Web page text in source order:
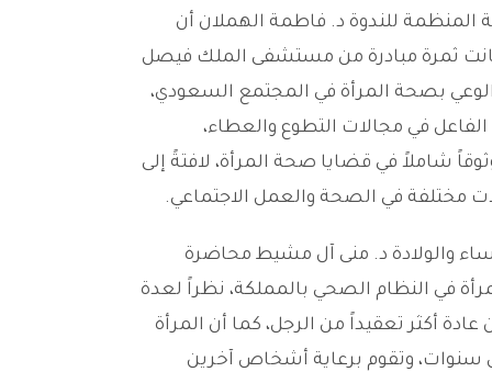
المنظمة للندوة د. فاطمة الهملان أن
ثمرة مبادرة من مستشفى الملك فيصل
بصحة المرأة في المجتمع السعودي،
في مجالات التطوع والعطاء،
شاملاً في قضايا صحة المرأة، لافتةً إلى
مختلفة في الصحة والعمل الاجتماعي.
والولادة د. منى آل مشيط محاضرة
في النظام الصحي بالمملكة، نظراً لعدة
أكثر تعقيداً من الرجل، كما أن المرأة
وتقوم برعاية أشخاص آخرين